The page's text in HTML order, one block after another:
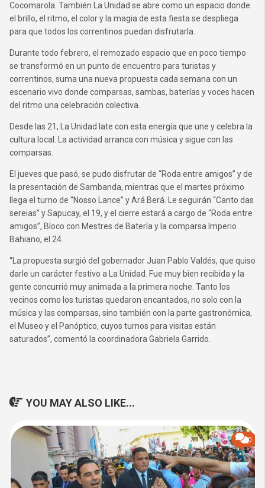
Cocomarola. También La Unidad se abre como un espacio donde
el brillo, el ritmo, el color y la magia de esta fiesta se despliega
para que todos los correntinos puedan disfrutarla.
Durante todo febrero, el remozado espacio que en poco tiempo
se transformó en un punto de encuentro para turistas y
correntinos, suma una nueva propuesta cada semana con un
escenario vivo donde comparsas, sambas, baterías y voces hacen
del ritmo una celebración colectiva.
Desde las 21, La Unidad late con esta energía que une y celebra la
cultura local. La actividad arranca con música y sigue con las
comparsas.
El jueves que pasó, se pudo disfrutar de “Roda entre amigos” y de
la presentación de Sambanda, mientras que el martes próximo
llega el turno de “Nosso Lance” y Ará Berá. Le seguirán “Canto das
sereias” y Sapucay, el 19, y el cierre estará a cargo de “Roda entre
amigos”, Bloco con Mestres de Batería y la comparsa Imperio
Bahiano, el 24.
“La propuesta surgió del gobernador Juan Pablo Valdés, que quiso
darle un carácter festivo a La Unidad. Fue muy bien recibida y la
gente concurrió muy animada a la primera noche. Tanto los
vecinos como los turistas quedaron encantados, no solo con la
música y las comparsas, sino también con la parte gastronómica,
el Museo y el Panóptico, cuyos turnos para visitas están
saturados”, comentó la coordinadora Gabriela Garrido.
YOU MAY ALSO LIKE...
0